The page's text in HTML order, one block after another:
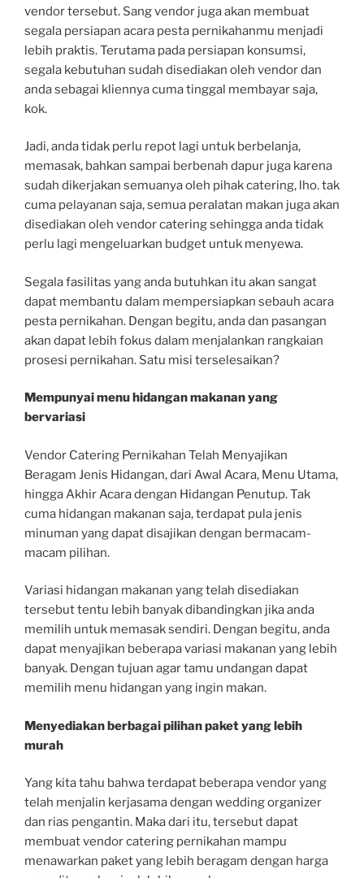
vendor tersebut. Sang vendor juga akan membuat
segala persiapan acara pesta pernikahanmu menjadi
lebih praktis. Terutama pada persiapan konsumsi,
segala kebutuhan sudah disediakan oleh vendor dan
anda sebagai kliennya cuma tinggal membayar saja,
kok.
Jadi, anda tidak perlu repot lagi untuk berbelanja,
memasak, bahkan sampai berbenah dapur juga karena
sudah dikerjakan semuanya oleh pihak catering, lho. tak
cuma pelayanan saja, semua peralatan makan juga akan
disediakan oleh vendor catering sehingga anda tidak
perlu lagi mengeluarkan budget untuk menyewa.
Segala fasilitas yang anda butuhkan itu akan sangat
dapat membantu dalam mempersiapkan sebauh acara
pesta pernikahan. Dengan begitu, anda dan pasangan
akan dapat lebih fokus dalam menjalankan rangkaian
prosesi pernikahan. Satu misi terselesaikan?
Mempunyai menu hidangan makanan yang
bervariasi
Vendor Catering Pernikahan Telah Menyajikan
Beragam Jenis Hidangan, dari Awal Acara, Menu Utama,
hingga Akhir Acara dengan Hidangan Penutup. Tak
cuma hidangan makanan saja, terdapat pula jenis
minuman yang dapat disajikan dengan bermacam-
macam pilihan.
Variasi hidangan makanan yang telah disediakan
tersebut tentu lebih banyak dibandingkan jika anda
memilih untuk memasak sendiri. Dengan begitu, anda
dapat menyajikan beberapa variasi makanan yang lebih
banyak. Dengan tujuan agar tamu undangan dapat
memilih menu hidangan yang ingin makan.
Menyediakan berbagai pilihan paket yang lebih
murah
Yang kita tahu bahwa terdapat beberapa vendor yang
telah menjalin kerjasama dengan wedding organizer
dan rias pengantin. Maka dari itu, tersebut dapat
membuat vendor catering pernikahan mampu
menawarkan paket yang lebih beragam dengan harga